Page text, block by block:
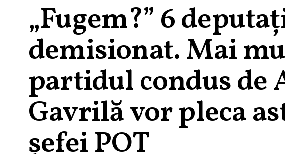
„Fugem?” 6
demisionat. Mai
partidul condus de
Gavrilă vor pleca
șefei POT